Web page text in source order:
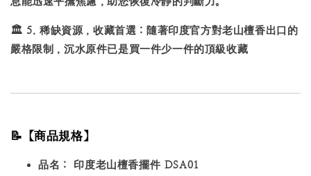
🏛️5. 稀缺資源，收藏首選： 隨著印度官方對老山檀香出口的
嚴格限制，沉水原件已是買一件少一件的頂級收藏
📝【商品規格】
品名： 印度老山檀香擺件 DSA01